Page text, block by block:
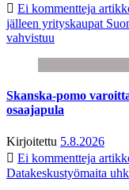
Ei kommentteja
jälleen yrityskaupat
vahvistuu
Skanska-pomo
osaajapula
Kirjoitettu 5.8.2026
Ei kommentteja
Datakeskustyömaita